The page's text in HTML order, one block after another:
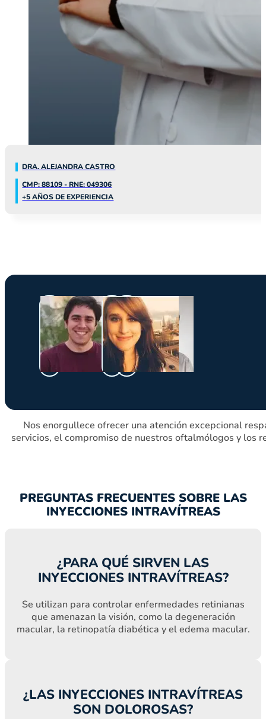
DRA. ALEJANDRA CASTRO
CMP: 88109 - RNE: 049306
+5 AÑOS DE EXPERIENCIA
Nos enorgullece ofrecer una atención excepcional
servicios, el compromiso de nuestros oftalmólogos y los
PREGUNTAS FRECUENTES SOBRE LAS
INYECCIONES INTRAVÍTREAS
¿PARA QUÉ SIRVEN LAS
INYECCIONES INTRAVÍTREAS?
Se utilizan para controlar enfermedades retinianas
que amenazan la visión, como la degeneración
macular, la retinopatía diabética y el edema macular.
¿LAS INYECCIONES INTRAVÍTREAS
SON DOLOROSAS?